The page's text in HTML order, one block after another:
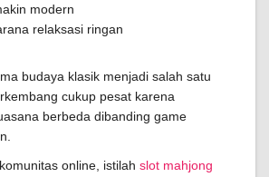
modern
relaksasi ringan
budaya klasik menjadi salah satu
cukup pesat karena
berbeda dibanding game
online, istilah slot mahjong